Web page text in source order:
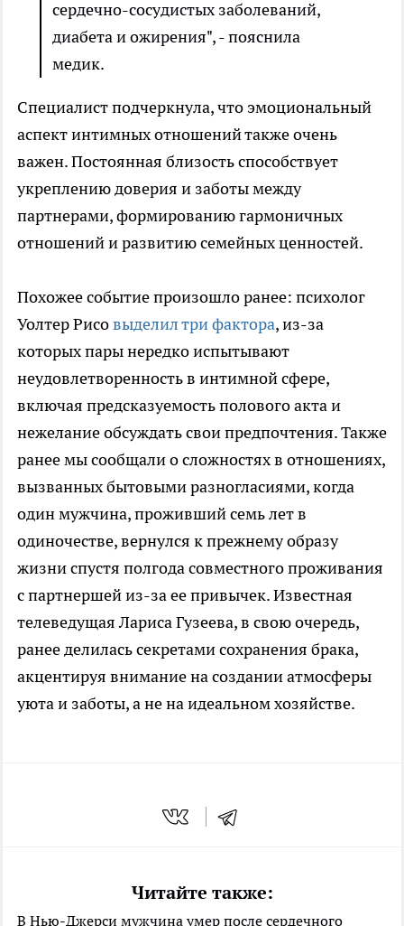
сердечно-сосудистых заболеваний,
диабета и ожирения", - пояснила
медик.
Специалист подчеркнула, что эмоциональный
аспект интимных отношений также очень
важен. Постоянная близость способствует
укреплению доверия и заботы между
партнерами, формированию гармоничных
отношений и развитию семейных ценностей.
Похожее событие произошло ранее: психолог
Уолтер Рисовыделил три фактора, из-за
которых пары нередко испытывают
неудовлетворенность в интимной сфере,
включая предсказуемость полового акта и
нежелание обсуждать свои предпочтения. Также
ранее мы сообщали о сложностях в отношениях,
вызванных бытовыми разногласиями, когда
один мужчина, проживший семь лет в
одиночестве, вернулся к прежнему образу
жизни спустя полгода совместного проживания
с партнершей из-за ее привычек. Известная
телеведущая Лариса Гузеева, в свою очередь,
ранее делилась секретами сохранения брака,
акцентируя внимание на создании атмосферы
уюта и заботы, а не на идеальном хозяйстве.
Читайте также:
В Нью-Джерси мужчина умер после сердечного